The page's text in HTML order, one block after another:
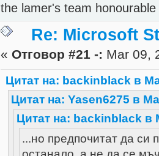
the lamer's team
Re: Microsoft
« Отговор #21 -: Mar 09,
Цитат на: backinblack в
Цитат на: Yasen6275 в
Цитат на: backinblack в
...но предпочитат да си